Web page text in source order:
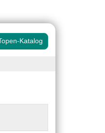
Katalog